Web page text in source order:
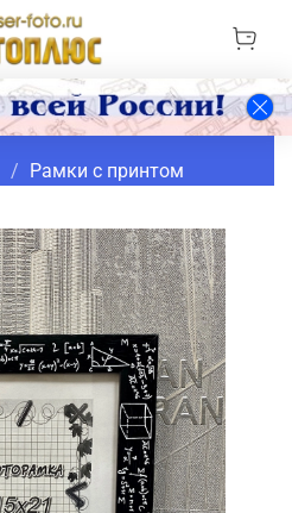
Рамки с принтом